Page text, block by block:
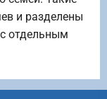
и разделены
отдельным